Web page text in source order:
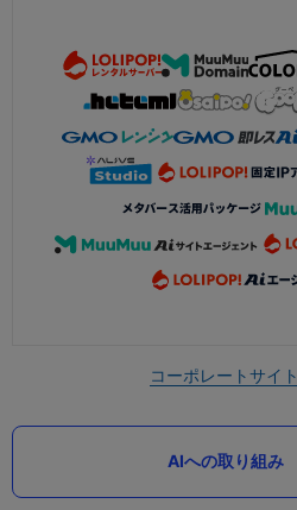
コーポレートサイト
AIへの取り組み